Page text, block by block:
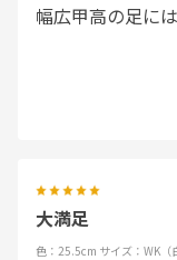
幅広甲高の足に
大満足
色：25.5cm サイズ：WK（